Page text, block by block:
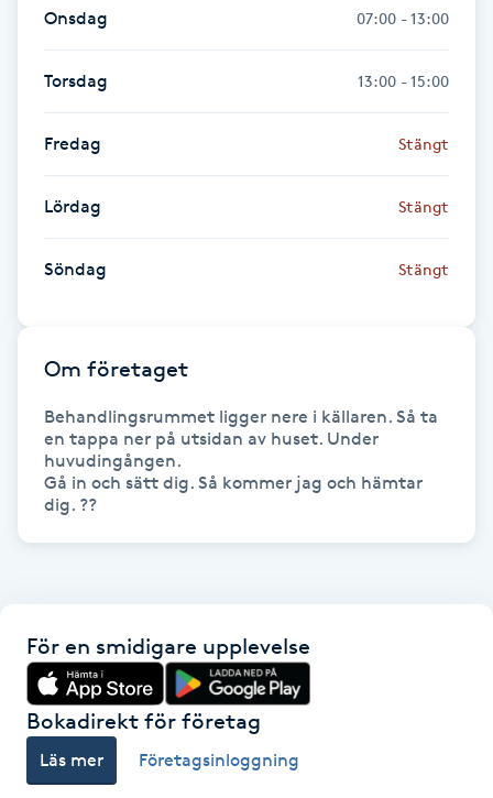
Gruppträning
Gua Sha-massage
Hatha Yoga
HIFU
Hollywood Peel
Hot Stone Massage
Hudföryngring
Huduppstramning
Hudvård
Onsdag 07:00 - 13:00
Torsdag 13:00 - 15:00
Fredag Stängt
Lördag Stängt
Söndag Stängt
Om företaget
Behandlingsrummet ligger nere i källaren. Så ta
en tappa ner på utsidan av huset. Under
huvudingången.
Gå in och sätt dig. Så kommer jag och hämtar
dig. ??
För en smidigare upplevelse
Bokadirekt för företag
Läs mer Företagsinloggning